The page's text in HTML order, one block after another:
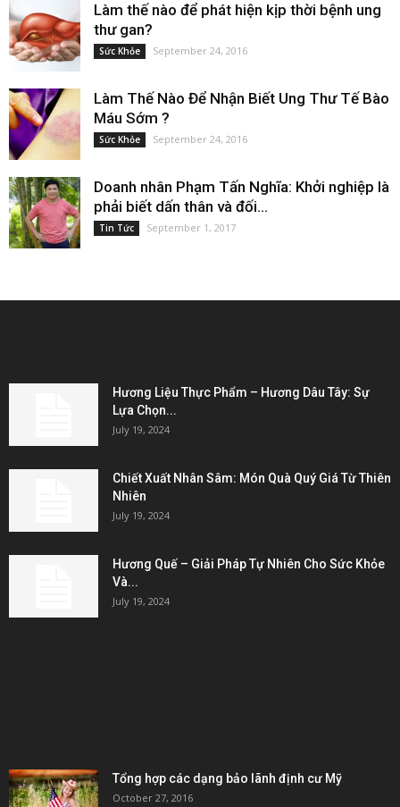
Làm thế nào để phát hiện kịp thời bệnh ung
thư gan?
Sức Khỏe September 24, 2016
Làm Thế Nào Để Nhận Biết Ung Thư Tế Bào
Máu Sớm ?
Sức Khỏe September 24, 2016
Doanh nhân Phạm Tấn Nghĩa: Khởi nghiệp là
phải biết dấn thân và đối...
Tin Tức September 1, 2017
Hương Liệu Thực Phẩm – Hương Dâu Tây: Sự
Lựa Chọn...
July 19, 2024
Chiết Xuất Nhân Sâm: Món Quà Quý Giá Từ Thiên
Nhiên
July 19, 2024
Hương Quế – Giải Pháp Tự Nhiên Cho Sức Khỏe
Và...
July 19, 2024
Tổng hợp các dạng bảo lãnh định cư Mỹ
October 27, 2016